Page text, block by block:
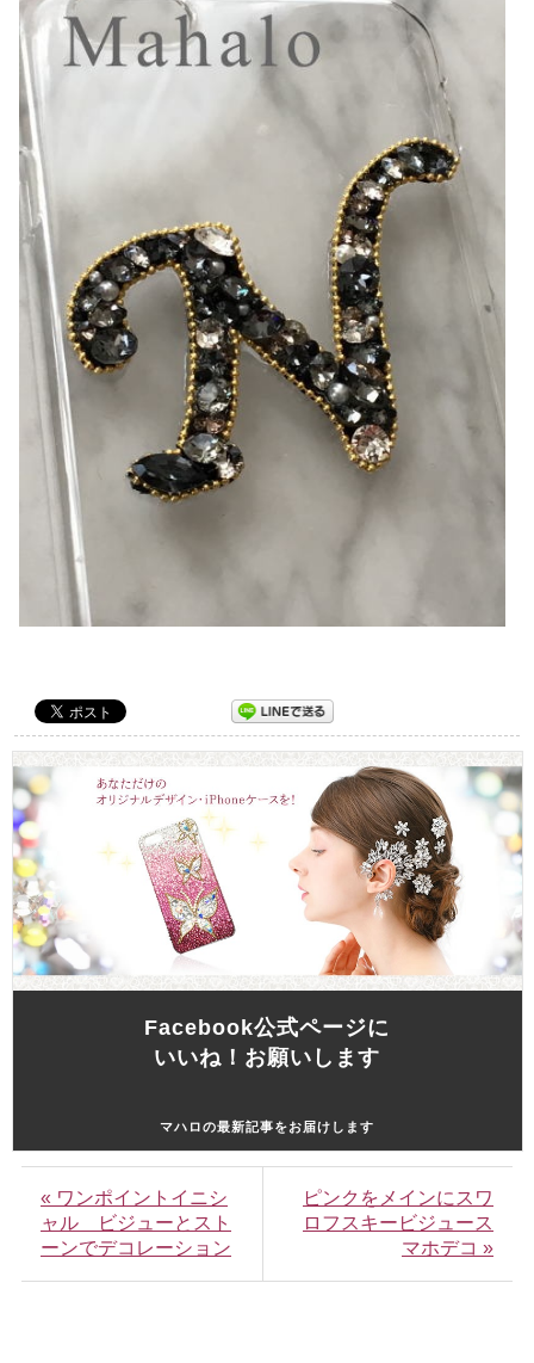
Facebook公式ページに
いいね！お願いします
マハロの最新記事をお届けします
« ワンポイントイニシ
ャル ビジューとスト
ーンでデコレーション
ピンクをメインにスワ
ロフスキービジュース
マホデコ »